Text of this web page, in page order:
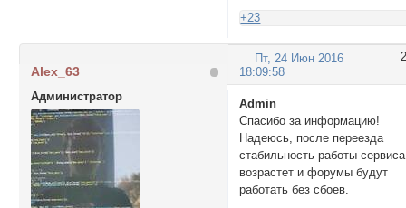
+23
2
Пт, 24 Июн 2016
18:09:58
Alex_63
Администратор
Admin
Спасибо за информацию!
Надеюсь, после переезда
стабильность работы сервиса
возрастет и форумы будут
работать без сбоев.